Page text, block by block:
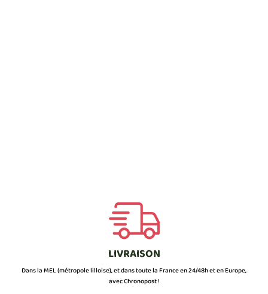
LIVRAISON
Dans la MEL (métropole lilloise), et dans toute la France en 24/48h et en Europe,
avec Chronopost !